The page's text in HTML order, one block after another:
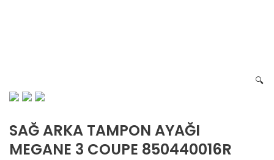
🔍
SAĞ ARKA TAMPON AYAĞI
MEGANE 3 COUPE 850440016R